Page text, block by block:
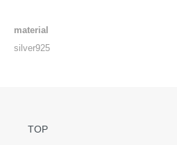
material
silver925
TOP